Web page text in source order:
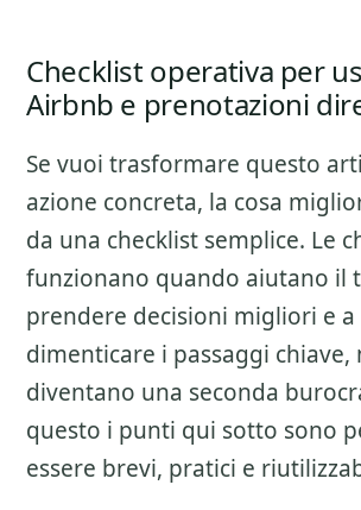
Checklist operativa per
Airbnb e prenotazioni
Se vuoi trasformare questo
azione concreta, la cosa
da una checklist semplice. Le
funzionano quando aiutano il
prendere decisioni migliori e a
dimenticare i passaggi
diventano una seconda
questo i punti qui sotto sono
essere brevi, pratici e